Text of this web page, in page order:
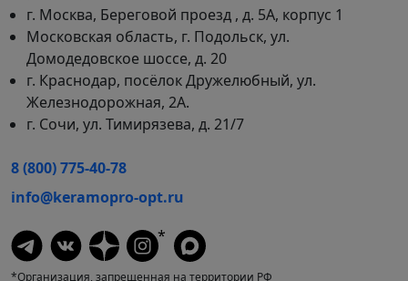
г. Москва, Береговой проезд , д. 5А, корпус 1
Московская область, г. Подольск, ул.
Домодедовское шоссе, д. 20
г. Краснодар, посёлок Дружелюбный, ул.
Железнодорожная, 2А.
г. Сочи, ул. Тимирязева, д. 21/7
8 (800) 775-40-78
info@keramopro-opt.ru
*
*Организация, запрещенная на территории РФ